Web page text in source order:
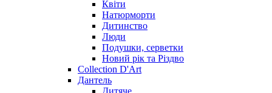
Квіти
Натюрморти
Дитинство
Люди
Подушки, серветки
Новий рік та Різдво
Collection D'Art
Дантель
Дитяче